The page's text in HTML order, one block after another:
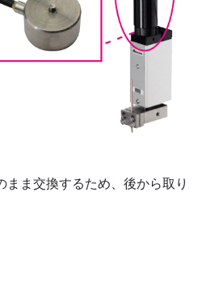
まま交換するため、後から取り